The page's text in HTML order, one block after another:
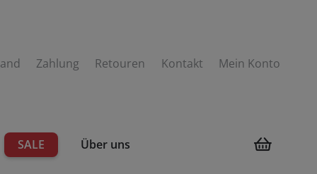
Zahlung Retouren Kontakt Mein Konto
SALE Über uns